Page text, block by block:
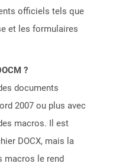
officiels tels que
et les formulaires
?
documents
2007 ou plus avec
macros. Il est
DOCX, mais la
macros le rend